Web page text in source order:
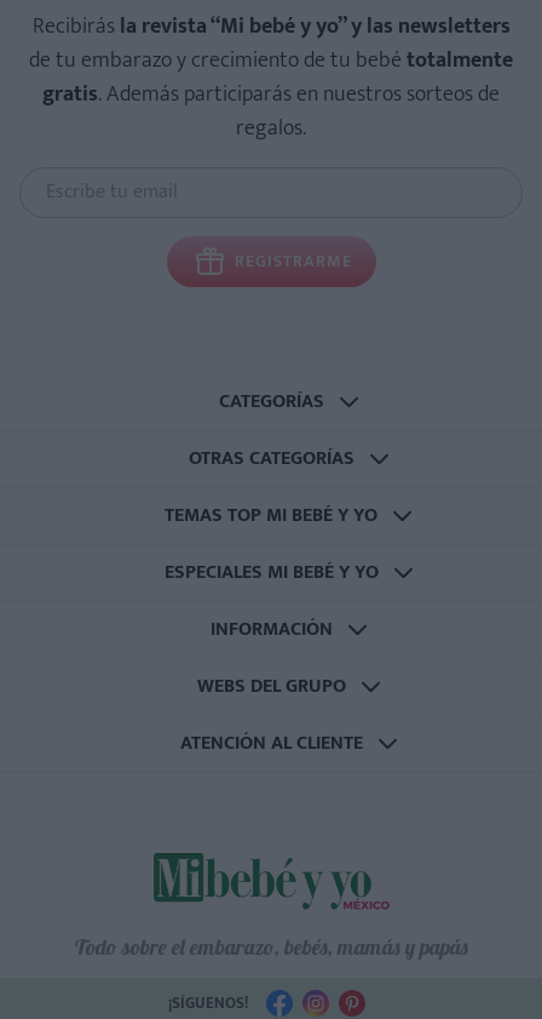
Recibirásla revista “Mi bebé y yo” y las newsletters
de tu embarazo y crecimiento de tu bebétotalmente
gratis. Además participarás en nuestros sorteos de
regalos.
REGISTRARME
CATEGORÍAS
OTRAS CATEGORÍAS
TEMAS TOP MI BEBÉ Y YO
ESPECIALES MI BEBÉ Y YO
INFORMACIÓN
WEBS DEL GRUPO
ATENCIÓN AL CLIENTE
Todo sobre el embarazo, bebés, mamás y papás
¡SÍGUENOS!